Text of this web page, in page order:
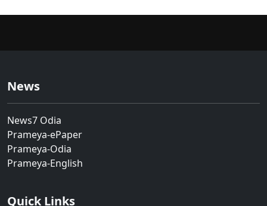
News
News7 Odia
Prameya-ePaper
Prameya-Odia
Prameya-English
Quick Links